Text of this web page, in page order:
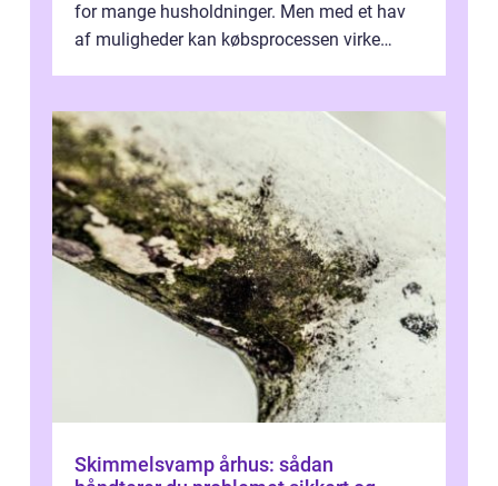
for mange husholdninger. Men med et hav
af muligheder kan købsprocessen virke
Skimmelsvamp århus: sådan